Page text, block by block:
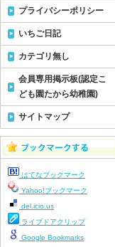
プライバシーポリシー
いちご日記
カテゴリ無し
会員専用掲示板(認定こ
ども園たから幼稚園)
サイトマップ
はてなブックマーク
Yahoo!ブックマーク
del.icio.us
ライブドアクリップ
Google Bookmarks